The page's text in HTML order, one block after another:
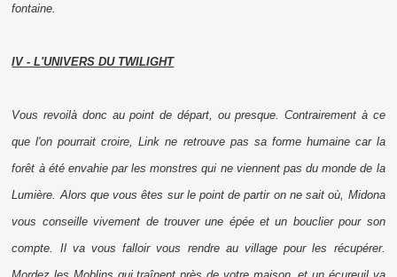
fontaine.
IV - L'UNIVERS DU TWILIGHT
Vous revoilà donc au point de départ, ou presque. Contrairement à ce
que l'on pourrait croire, Link ne retrouve pas sa forme humaine car la
forêt à été envahie par les monstres qui ne viennent pas du monde de la
Lumière. Alors que vous êtes sur le point de partir on ne sait où, Midona
vous conseille vivement de trouver une épée et un bouclier pour son
compte. Il va vous falloir vous rendre au village pour les récupérer.